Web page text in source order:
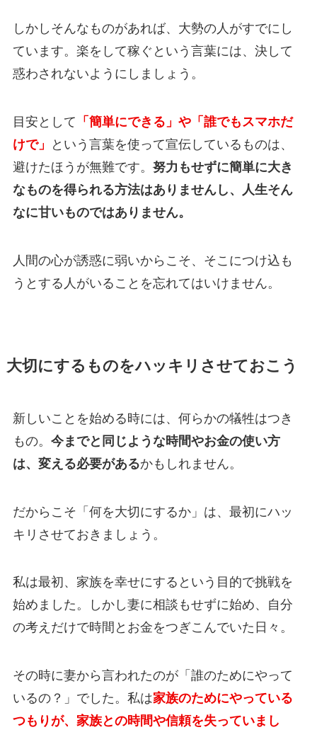
しかしそんなものがあれば、大勢の人がすでにし
ています。楽をして稼ぐという言葉には、決して
惑わされないようにしましょう。
目安として 「簡単にできる」や「誰でもスマホだ
けで」
という言葉を使って宣伝しているものは、
避けたほうが無難です。努力もせずに簡単に大き
なものを得られる方法はありませんし、人生そん
なに甘いものではありません。
人間の心が誘惑に弱いからこそ、そこにつけ込も
うとする人がいることを忘れてはいけません。
大切にするものをハッキリさせておこう
新しいことを始める時には、何らかの犠牲はつき
もの。 今までと同じような時間やお金の使い方
は、変える必要があるかもしれません。
だからこそ「何を大切にするか」は、最初にハッ
キリさせておきましょう。
私は最初、家族を幸せにするという目的で挑戦を
始めました。しかし妻に相談もせずに始め、自分
の考えだけで時間とお金をつぎこんでいた日々。
その時に妻から言われたのが「誰のためにやって
いるの？」でした。私は家族のためにやっている
つもりが、家族との時間や信頼を失っていまし